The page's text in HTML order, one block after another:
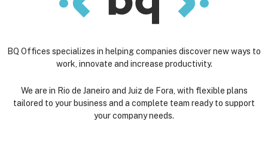
BQ Offices specializes in helping companies discover new ways to
work, innovate and increase productivity.
We are in Rio de Janeiro and Juiz de Fora, with flexible plans
tailored to your business and a complete team ready to support
your company needs.